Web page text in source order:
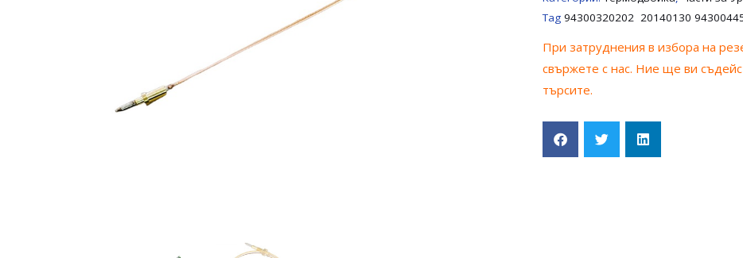
ZANUSSI
ZANKER
94300320202 20140130
94300445300 20130328
Tag 94300320202 20140130
При затруднения в избора на
свържете с нас. Ние ще ви
търсите.